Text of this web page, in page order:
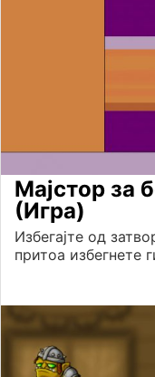
Мајстор за
(Игра)
Избегајте од
притоа избегнете